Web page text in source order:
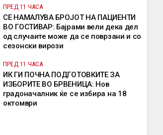
ПРЕД 11 ЧАСА
СЕ НАМАЛУВА БРОЈОТ НА ПАЦИЕНТИ
ВО ГОСТИВАР: Бајрами вели дека дел
од случаите може да се поврзани и со
сезонски вирози
ПРЕД 11 ЧАСА
ИК ГИ ПОЧНА ПОДГОТОВКИТЕ ЗА
ИЗБОРИТЕ ВО БРВЕНИЦА: Нов
градоначалник ќе се избира на 18
октомври